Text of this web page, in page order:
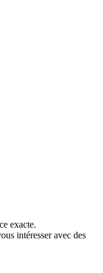
exacte.
intéresser avec des